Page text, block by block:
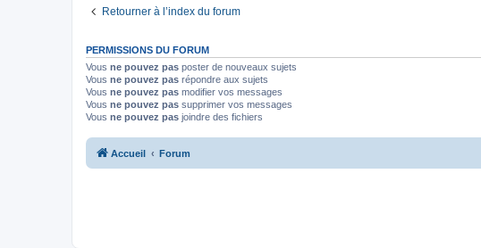
Retourner à l’index du forum
PERMISSIONS DU FORUM
Vous ne pouvez pas poster de nouveaux sujets
Vous ne pouvez pas répondre aux sujets
Vous ne pouvez pas modifier vos messages
Vous ne pouvez pas supprimer vos messages
Vous ne pouvez pas joindre des fichiers
Accueil Forum